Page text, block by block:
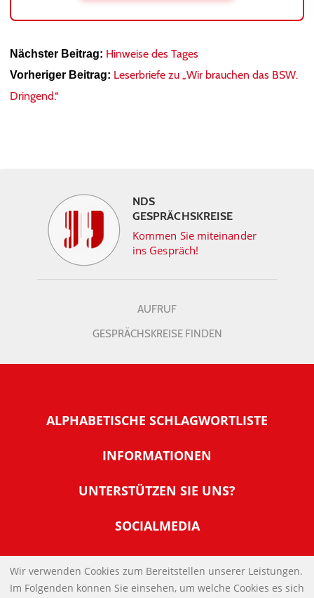
Nächster Beitrag: Hinweise des Tages
Vorheriger Beitrag: Leserbriefe zu „Wir brauchen das BSW.
Dringend.“
NDS
GESPRÄCHSKREISE
Kommen Sie miteinander
ins Gespräch!
AUFRUF
GESPRÄCHSKREISE FINDEN
ALPHABETISCHE SCHLAGWORTLISTE
INFORMATIONEN
Warum NachDenkSeiten
Tipps zur Nutzung der NachDenkSeiten
Banner und E-Mail-Signaturen
Links
UNTERSTÜTZEN SIE UNS?
Werden Sie Fördermitglied
Spenden Sie Online
SOCIALMEDIA
IMPRESSUM
Wir verwenden Cookies zum Bereitstellen unserer Leistungen.
Im Folgenden können Sie einsehen, um welche Cookies es sich